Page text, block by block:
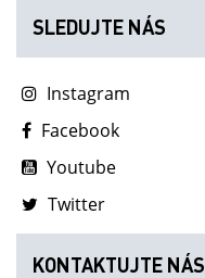
SLEDUJTE NÁS
Instagram
Facebook
Youtube
Twitter
KONTAKTUJTE NÁS